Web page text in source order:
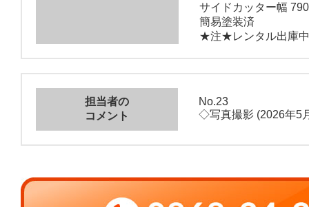
サイドカッター幅
簡易塗装済
★注★レンタル出庫中
担当者の
コメント
No.23
◇写真撮影 (2026年5